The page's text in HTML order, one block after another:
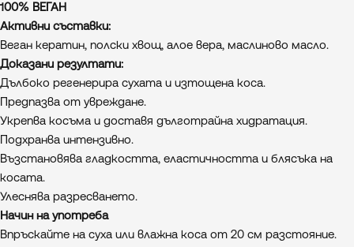
100% ВЕГАН
Активни съставки:
Веган кератин, полски хвощ, алое вера, маслиново масло.
Доказани резултати:
Дълбоко регенерира сухата и изтощена коса.
Предпазва от увреждане.
Укрепва косъма и доставя дълготрайна хидратация.
Подхранва интензивно.
Възстановява гладкостта, еластичността и блясъка на
косата.
Улеснява разресването.
Начин на употреба
Впръскайте на суха или влажна коса от 20 см разстояние.